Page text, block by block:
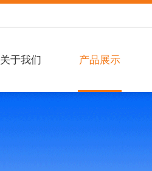
关于我们 产品展示